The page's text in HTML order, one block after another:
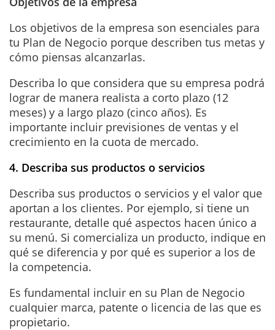
Los objetivos de la empresa son esenciales para
tu Plan de Negocio porque describen tus metas y
cómo piensas alcanzarlas.
Describa lo que considera que su empresa podrá
lograr de manera realista a corto plazo (12
meses) y a largo plazo (cinco años). Es
importante incluir previsiones de ventas y el
crecimiento en la cuota de mercado.
4. Describa sus productos o servicios
Describa sus productos o servicios y el valor que
aportan a los clientes. Por ejemplo, si tiene un
restaurante, detalle qué aspectos hacen único a
su menú. Si comercializa un producto, indique en
qué se diferencia y por qué es superior a los de
la competencia.
Es fundamental incluir en su Plan de Negocio
cualquier marca, patente o licencia de las que es
propietario.